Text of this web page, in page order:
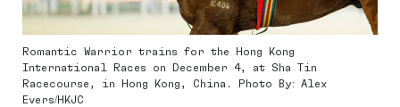
Romantic Warrior trains for the Hong Kong
International Races on December 4, at Sha Tin
Racecourse, in Hong Kong, China. Photo By: Alex
Evers/HKJC